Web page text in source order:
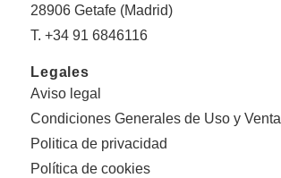
28906 Getafe (Madrid)
T. +34 91 6846116
Legales
Aviso legal
Condiciones Generales de Uso y Venta
Politica de privacidad
Política de cookies